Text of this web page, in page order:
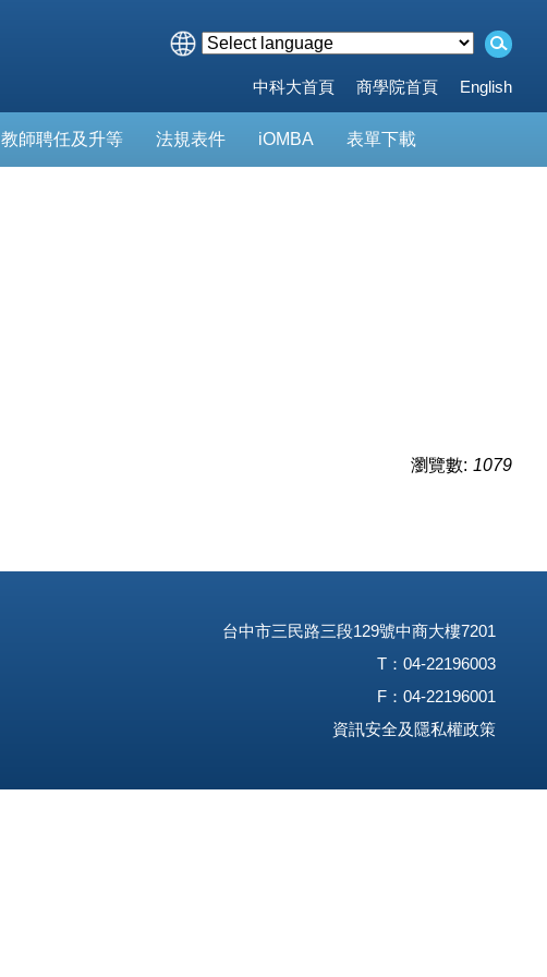
中科大首頁 商學院首頁 English
教師聘任及升等 法規表件 iOMBA 表單下載
瀏覽數: 1079
台中市三民路三段129號中商大樓7201
T：04-22196003
F：04-22196001
資訊安全及隱私權政策